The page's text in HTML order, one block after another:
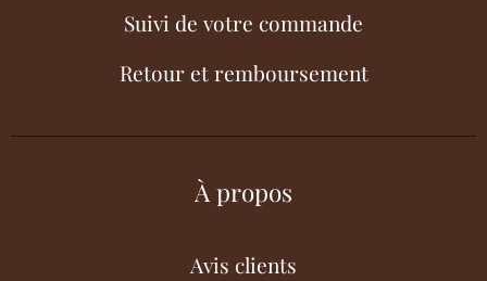
Suivi de votre commande
Retour et remboursement
À propos
Avis clients